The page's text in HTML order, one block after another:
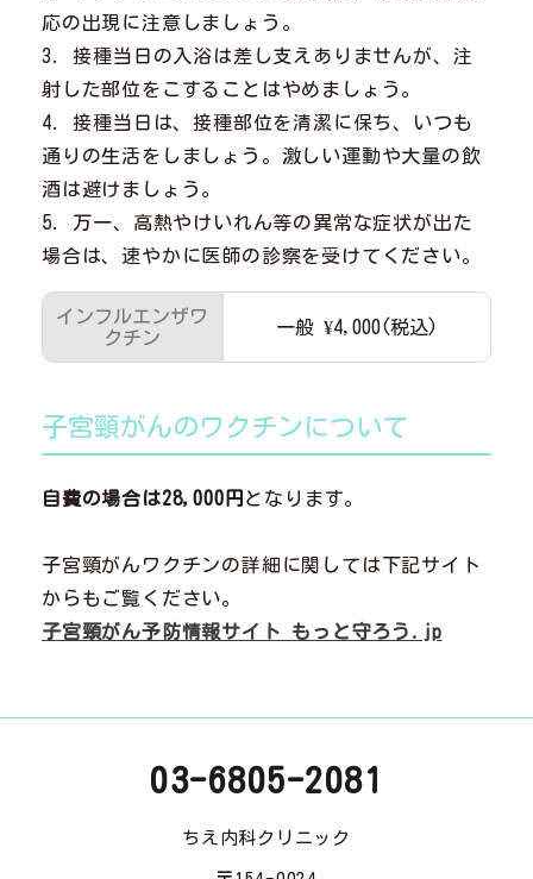
応の出現に注意しましょう。
3. 接種当日の入浴は差し支えありませんが、注
射した部位をこすることはやめましょう。
4. 接種当日は、接種部位を清潔に保ち、いつも
通りの生活をしましょう。激しい運動や大量の飲
酒は避けましょう。
5. 万一、高熱やけいれん等の異常な症状が出た
場合は、速やかに医師の診察を受けてください。
インフルエンザワ
クチン
一般 ¥4,000(税込)
子宮頸がんのワクチンについて
自費の場合は28,000円 となります。
子宮頸がんワクチンの詳細に関しては下記サイト
からもご覧ください。
子宮頸がん予防情報サイト もっと守ろう.jp
03-6805-2081
ちえ内科クリニック